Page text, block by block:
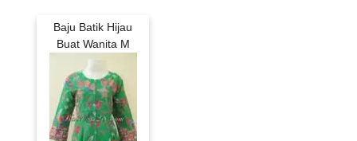
Baju Batik Hijau
Buat Wanita M